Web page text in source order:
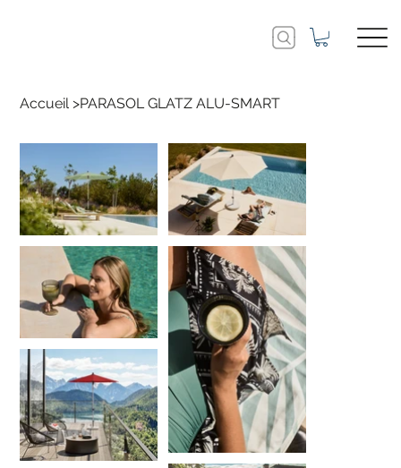
Accueil >PARASOL GLATZ ALU-SMART